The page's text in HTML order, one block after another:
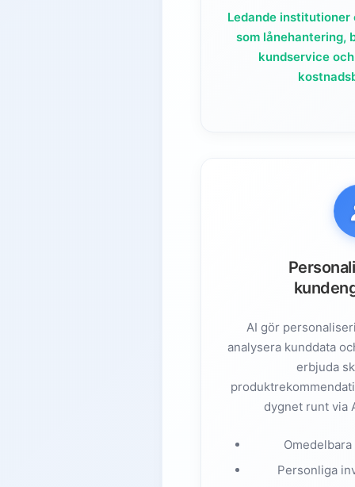
Automatisering
Analys
Ledande
som lånehantering,
kundservice
AI gör
analysera kunddata
erbjuda
dygnet runt via
Personliga